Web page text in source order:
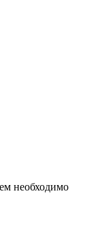
необходимо